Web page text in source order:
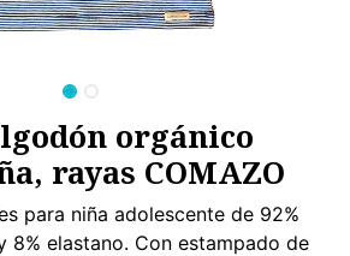
orgánico
rayas COMAZO
para niña adolescente de 92%
8% elastano. Con estampado de